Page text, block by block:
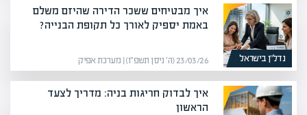
נדל”ן בישראל
איך מבטיחים ששכר הדירה שהיזם משלם
באמת יספיק לאורך כל תקופת הבנייה?
23/03/26 (ה׳ ניסן תשפ״ו) | מערכת אפיק
איך לבדוק חריגות בניה: מדריך לצעד
הראשון